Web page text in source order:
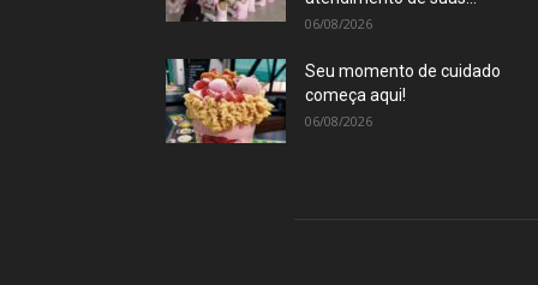
06/08/2026
Seu momento de cuidado
começa aqui!
06/08/2026